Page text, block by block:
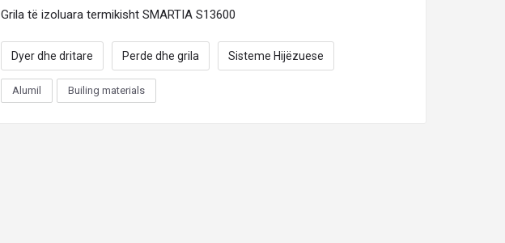
Grila të izoluara termikisht SMARTIA S13600
Dyer dhe dritare Perde dhe grila Sisteme Hijëzuese
Alumil Builing materials